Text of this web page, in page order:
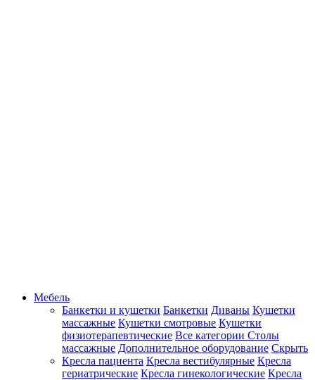
Мебель
Банкетки и кушетки Банкетки Диваны Кушетки
массажные Кушетки смотровые Кушетки
физиотерапевтические Все категории Столы
массажные Дополнительное оборудование Скрыть
Кресла пациента Кресла вестибулярные Кресла
гериатрические Кресла гинекологические Кресла